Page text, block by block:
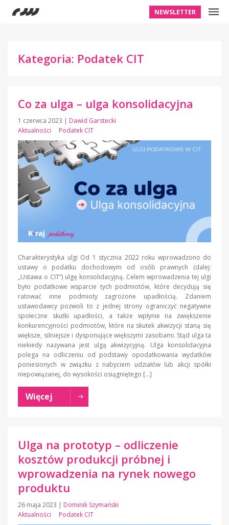
NEWSLETTER
Kategoria: Podatek CIT
Co za ulga – ulga konsolidacyjna
1 czerwca 2023 | Dawid Garstecki
Aktualności
Podatek CIT
Charakterystyka ulgi Od 1 stycznia 2022 roku wprowadzono do
ustawy o podatku dochodowym od osób prawnych (dalej:
„Ustawa o CIT”) ulgę konsolidacyjną. Celem wprowadzenia tej ulgi
było podatkowe wsparcie tych podmiotów, które decydują się
ratować inne podmioty zagrożone upadłością. Zdaniem
ustawodawcy pozwoli to z jednej strony ograniczyć negatywne
społeczne skutki upadłości, a także wpłynie na zwiększenie
konkurencyjności podmiotów, które na skutek akwizycji staną się
większe, silniejsze i dysponujące większymi zasobami. Stąd ulga ta
niekiedy nazywana jest ulgą akwizycyjną. Ulga konsolidacyjna
polega na odliczeniu od podstawy opodatkowania wydatków
poniesionych w związku z nabyciem udziałów lub akcji spółki
niepowiązanej, do wysokości osiągniętego […]
Więcej
Ulga na prototyp – odliczenie
kosztów produkcji próbnej i
wprowadzenia na rynek nowego
produktu
26 maja 2023 | Dominik Szymański
Aktualności
Podatek CIT